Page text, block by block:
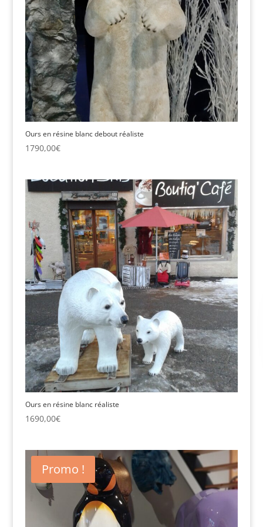
Ours en résine blanc debout réaliste
1790,00€
Ours en résine blanc réaliste
1690,00€
Promo !